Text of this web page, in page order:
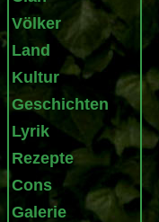
Völker
Land
Kultur
Geschichten
Lyrik
Rezepte
Cons
Galerie